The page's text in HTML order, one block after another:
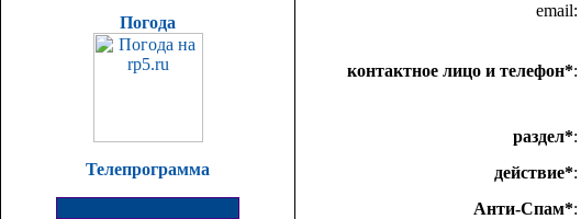
Погода
Телепрограмма
email:
контактное лицо и телефон*:
раздел*:
действие*:
Анти-Спам*: